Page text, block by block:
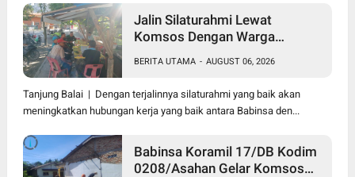
Jalin Silaturahmi Lewat
Komsos Dengan Warga
09/TB Kodim 0208/Asahan
BERITA UTAMA - AUGUST 06, 2026
Tanjung Balai | Dengan terjalinnya silaturahmi yang baik akan
meningkatkan hubungan kerja yang baik antara Babinsa den...
Babinsa Koramil 17/DB Kodim
0208/Asahan Gelar Komsos